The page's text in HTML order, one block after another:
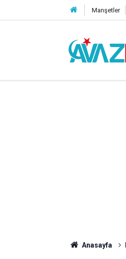
Manşetler
Anasayfa